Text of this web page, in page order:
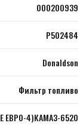
000200939
P502484
Donaldson
Фильтр топливо
ЕВРО-4)КАМАЗ-6520